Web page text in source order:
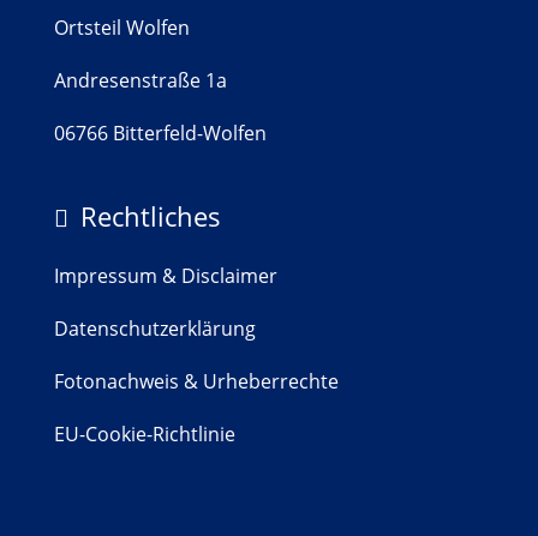
Ortsteil Wolfen
Andresenstraße 1a
06766 Bitterfeld-Wolfen
 Rechtliches
Impressum & Disclaimer
Datenschutzerklärung
Fotonachweis & Urheberrechte
EU-Cookie-Richtlinie